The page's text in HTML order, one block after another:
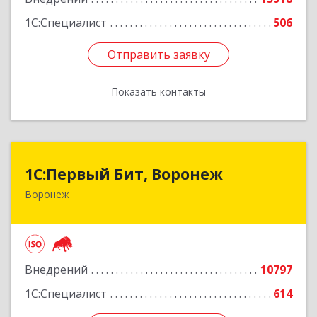
1С:Специалист
506
Отправить заявку
Показать контакты
Отправить заявку
Назад
1С:Первый Бит, Воронеж
Воронеж
Внедрений
10797
1С:Специалист
614
1С:Первый Бит, Воронеж
394006, Воронежская обл, Воронеж г, 20-летия